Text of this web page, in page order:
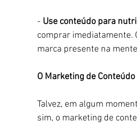
- Use conteúdo para
comprar imediatamente.
marca presente na
O Marketing de Conteúdo
Talvez, em algum
sim, o marketing de